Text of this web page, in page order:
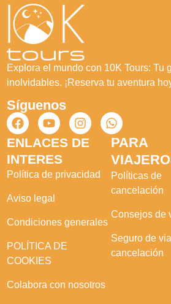
Explora el mundo con 10K Tours: Tu
inolvidables. ¡Reserva tu aventura
Síguenos
ENLACES DE
INTERES
Política de privacidad
Aviso legal
Condiciones generales
POLÍTICA DE
COOKIES
Colabora con nosotros
PARA
Políticas de
cancelación
Consejos de
Seguro de
cancelación